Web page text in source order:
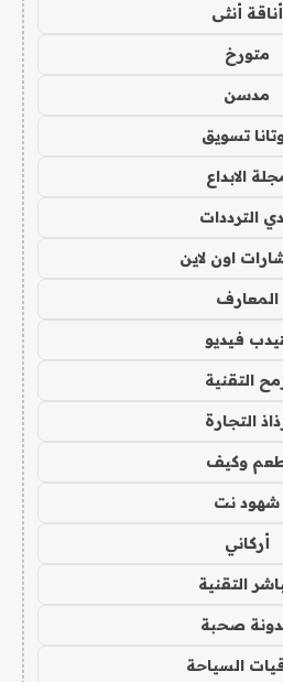
أناقة أنثى
متورخ
مدسن
تسويق
الابداع
الترددات
اون لاين
المعارف
فيديو
التقنية
التجارة
وكيف
شهود نت
أركاني
التقنية
صحبة
السياحة